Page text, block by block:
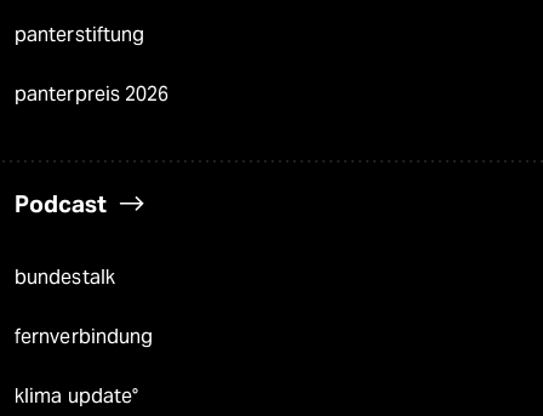
panterstiftung
panterpreis 2026
Podcast
bundestalk
fernverbindung
klima update°